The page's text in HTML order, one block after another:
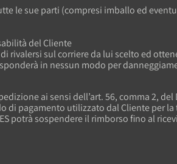
le sue parti (compresi imballo ed
del Cliente
rivalersi sul corriere da lui scelto ed
in nessun modo per
ai sensi dell’art. 56, comma 2, del
pagamento utilizzato dal Cliente per la
potrà sospendere il rimborso fino al